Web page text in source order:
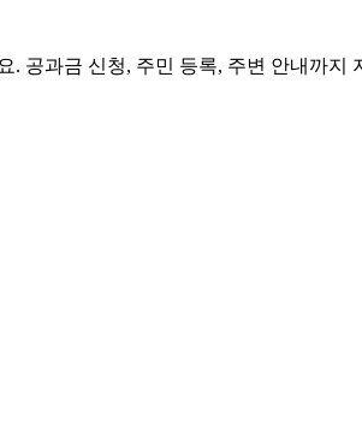
. 공과금 신청, 주민 등록, 주변 안내까지